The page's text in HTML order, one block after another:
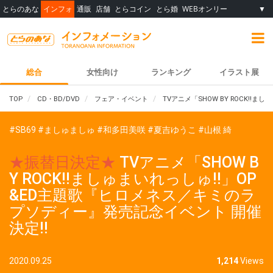
とらのあな インフォ 通販 店舗 とらコイン とら婚 WEBオンリー ▼
総合 女性向け ランキング イラスト展
TOP CD・BD/DVD フェア・イベント TVアニメ「SHOW BY ROCK!!まし
#SB69 #ましゅましゅ #和多田美咲 #夏吉ゆうこ #山根 綺
★振替日決定★ TVアニメ「SHOW B
Y ROCK!!ましゅまいれっしゅ!!」OP
&ED主題歌『ヒロメネス／キミのラ
プソディー』発売記念イベント 開催
決定!!
2020.09.25 1,214Views